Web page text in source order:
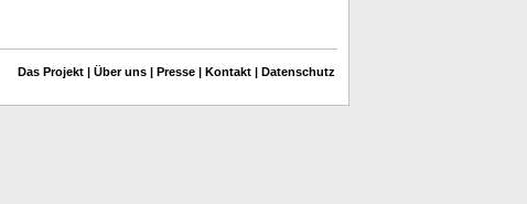
Das Projekt | Über uns | Presse | Kontakt | Datenschutz